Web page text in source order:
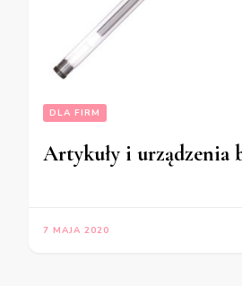
DLA FIRM
Artykuły i urządzenia
7 MAJA 2020